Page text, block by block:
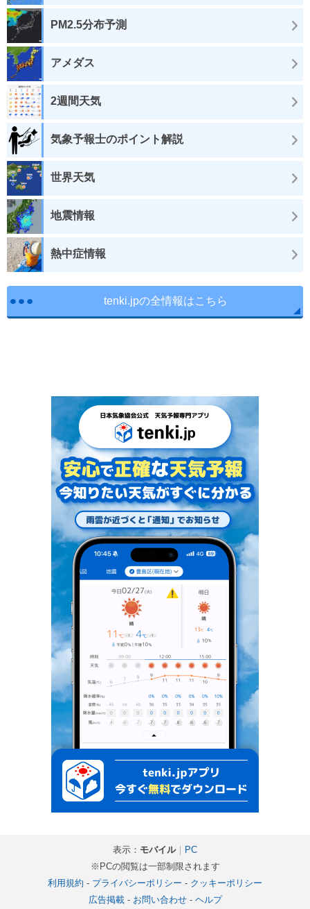
PM2.5分布予測
アメダス
2週間天気
気象予報士のポイント解説
世界天気
地震情報
熱中症情報
tenki.jpの全情報はこちら
表示： モバイル｜ PC
※PCの閲覧は一部制限されます
利用規約 - プライバシーポリシー - クッキーポリシー
広告掲載- お問い合わせ- ヘルプ